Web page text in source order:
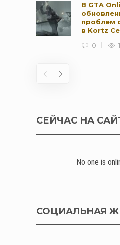
В GTA
проблем
в Kortz
0
СЕЙЧАС НА
No one is
СОЦИАЛЬНАЯ